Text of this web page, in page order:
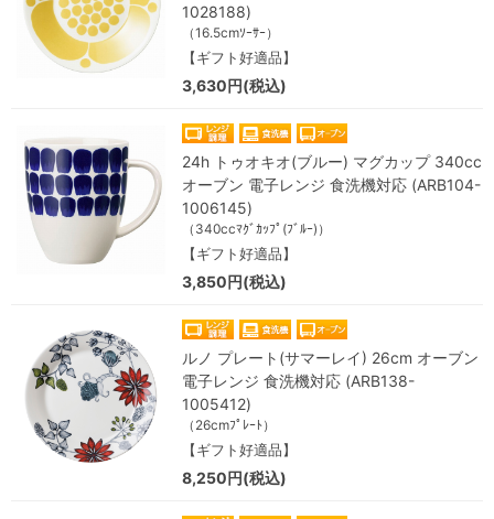
1028188)
（16.5cmｿｰｻｰ）
【ギフト好適品】
3,630円(税込)
24h トゥオキオ(ブルー) マグカップ 340cc
オーブン 電子レンジ 食洗機対応 (ARB104-
1006145)
（340ccﾏｸﾞｶｯﾌﾟ(ﾌﾞﾙｰ)）
【ギフト好適品】
3,850円(税込)
ルノ プレート(サマーレイ) 26cm オーブン
電子レンジ 食洗機対応 (ARB138-
1005412)
（26cmﾌﾟﾚｰﾄ）
【ギフト好適品】
8,250円(税込)